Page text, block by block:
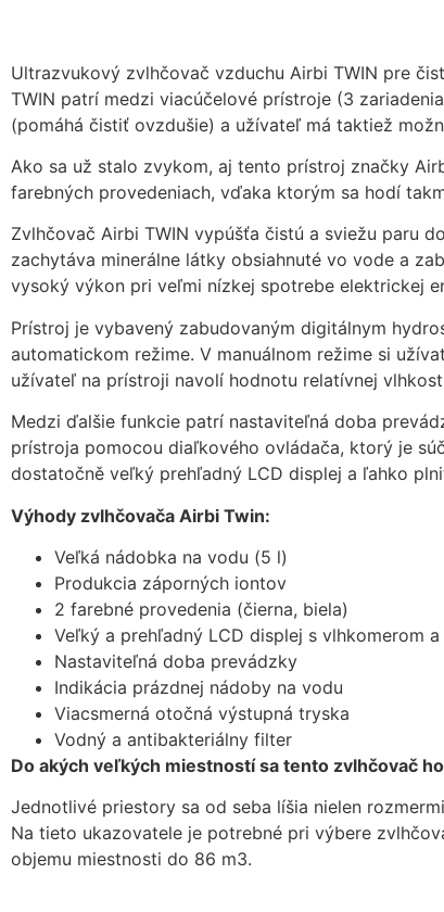
Ultrazvukový zvlhčovač vzduchu Airbi TWIN pre
TWIN patrí medzi viacúčelové prístroje (3
(pomáhá čistiť ovzdušie) a užívateľ má taktiež
Ako sa už stalo zvykom, aj tento prístroj značky
farebných provedeniach, vďaka ktorým sa hodí
Zvlhčovač Airbi TWIN vypúšťa čistú a sviežu paru
zachytáva minerálne látky obsiahnuté vo vode a
vysoký výkon pri veľmi nízkej spotrebe elektrickej
Prístroj je vybavený zabudovaným digitálnym
automatickom režime. V manuálnom režime si
užívateľ na prístroji navolí hodnotu relatívnej
Medzi ďalšie funkcie patrí nastaviteľná doba
prístroja pomocou diaľkového ovládača, ktorý je
dostatočně veľký prehľadný LCD displej a ľahko
Výhody zvlhčovača Airbi Twin:
Veľká nádobka na vodu (5 l)
Produkcia záporných iontov
2 farebné provedenia (čierna, biela)
Veľký a prehľadný LCD displej s vlhkomerom
Nastaviteľná doba prevádzky
Indikácia prázdnej nádoby na vodu
Viacsmerná otočná výstupná tryska
Vodný a antibakteriálny filter
Do akých veľkých miestností sa tento zvlhčovač
Jednotlivé priestory sa od seba líšia nielen
Na tieto ukazovatele je potrebné pri výbere
objemu miestnosti do 86 m3.